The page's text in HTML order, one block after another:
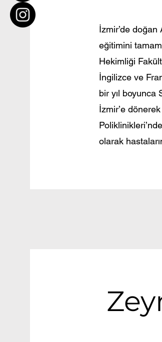
İzmir’de
eğitimini
Hekimliği
İngilizce ve
bir yıl boyunca
İzmir’e
olarak